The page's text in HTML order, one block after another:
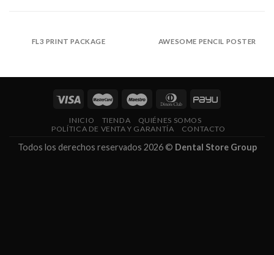
FL3 PRINT PACKAGE AWESOME PENCIL POSTER
INICIO TIENDA
QUIÉNES SOMOS
POLÍTICA DE VENTA Y GARANTÍA
CONTACTO
Todos los derechos reservados 2026 © Dental Store Group